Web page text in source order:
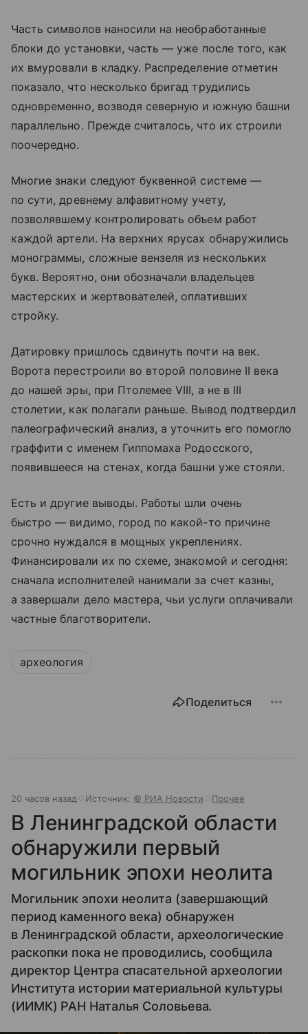
Часть символов наносили на необработанные
блоки до установки, часть — уже после того, как
их вмуровали в кладку. Распределение отметин
показало, что несколько бригад трудились
одновременно, возводя северную и южную башни
параллельно. Прежде считалось, что их строили
поочередно.
Многие знаки следуют буквенной системе —
по сути, древнему алфавитному учету,
позволявшему контролировать объем работ
каждой артели. На верхних ярусах обнаружились
монограммы, сложные вензеля из нескольких
букв. Вероятно, они обозначали владельцев
мастерских и жертвователей, оплативших
стройку.
Датировку пришлось сдвинуть почти на век.
Ворота перестроили во второй половине II века
до нашей эры, при Птолемее VIII, а не в III
столетии, как полагали раньше. Вывод подтвердил
палеографический анализ, а уточнить его помогло
граффити с именем Гиппомаха Родосского,
появившееся на стенах, когда башни уже стояли.
Есть и другие выводы. Работы шли очень
быстро — видимо, город по какой-то причине
срочно нуждался в мощных укреплениях.
Финансировали их по схеме, знакомой и сегодня:
сначала исполнителей нанимали за счет казны,
а завершали дело мастера, чьи услуги оплачивали
частные благотворители.
археология
Поделиться
20 часов назад Источник: © РИА Новости Прочее
В Ленинградской области
обнаружили первый
могильник эпохи неолита
Могильник эпохи неолита (завершающий
период каменного века) обнаружен
в Ленинградской области, археологические
раскопки пока не проводились, сообщила
директор Центра спасательной археологии
Института истории материальной культуры
(ИИМК) РАН Наталья Соловьева.